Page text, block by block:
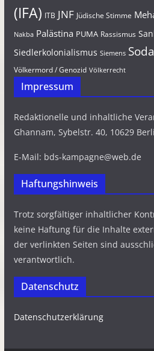
(IFA) ITB JNF Jüdische Stimme
Nakba Palästina PUMA Rassismus
Siedlerkolonialismus Siemens
Völkermord / Genozid Völkerrecht
Impressum
Redaktionelle und inhaltliche
Ghannam, Sybelstr. 40, 10629
E-Mail: bds-kampagne@web.de
Haftungshinweis
Trotz sorgfältiger inhaltlicher
keine Haftung für die Inhalte
der verlinkten Seiten sind
verantwortlich.
Datenschutz
Datenschutzerklärung